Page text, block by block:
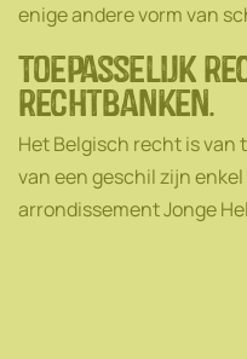
enige andere vorm van
Toepasselijk
rechtbanken.
Het Belgisch recht is van
van een geschil zijn
arrondissement Jonge